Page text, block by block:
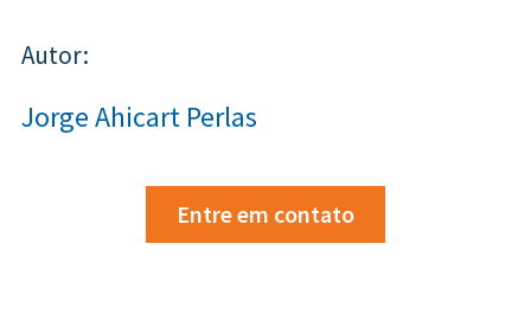
Autor:
Jorge Ahicart Perlas
Entre em contato